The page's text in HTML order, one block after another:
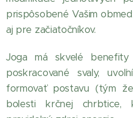
prispôsobené Vašim
aj pre začiatočníkov.
Joga má skvelé
poskracované svaly,
formovať postavu (tým
bolesti krčnej